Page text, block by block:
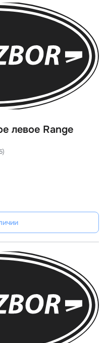
левое Range